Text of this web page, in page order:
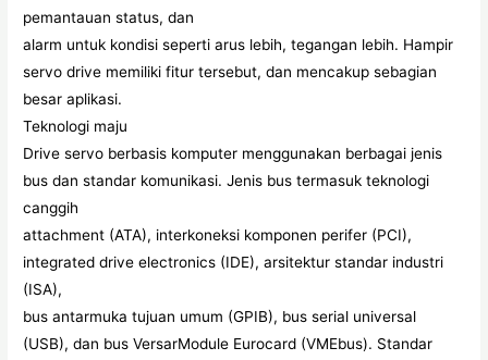
pemantauan status, dan
alarm untuk kondisi seperti arus lebih, tegangan lebih. Hampir
servo drive memiliki fitur tersebut, dan mencakup sebagian
besar aplikasi.
Teknologi maju
Drive servo berbasis komputer menggunakan berbagai jenis
bus dan standar komunikasi. Jenis bus termasuk teknologi
canggih
attachment (ATA), interkoneksi komponen perifer (PCI),
integrated drive electronics (IDE), arsitektur standar industri
(ISA),
bus antarmuka tujuan umum (GPIB), bus serial universal
(USB), dan bus VersarModule Eurocard (VMEbus). Standar